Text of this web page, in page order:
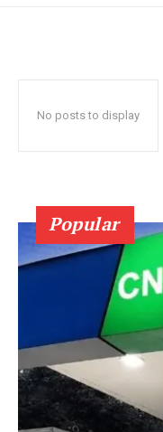
No posts to display
Popular